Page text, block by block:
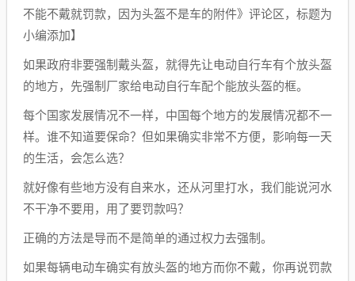
不能不戴就罚款，因为头盔不是车的附件》评论区，标题为
小编添加】
如果政府非要强制戴头盔，就得先让电动自行车有个放头盔
的地方，先强制厂家给电动自行车配个能放头盔的框。
每个国家发展情况不一样，中国每个地方的发展情况都不一
样。谁不知道要保命？但如果确实非常不方便，影响每一天
的生活，会怎么选？
就好像有些地方没有自来水，还从河里打水，我们能说河水
不干净不要用，用了要罚款吗？
正确的方法是导而不是简单的通过权力去强制。
如果每辆电动车确实有放头盔的地方而你不戴，你再说罚款